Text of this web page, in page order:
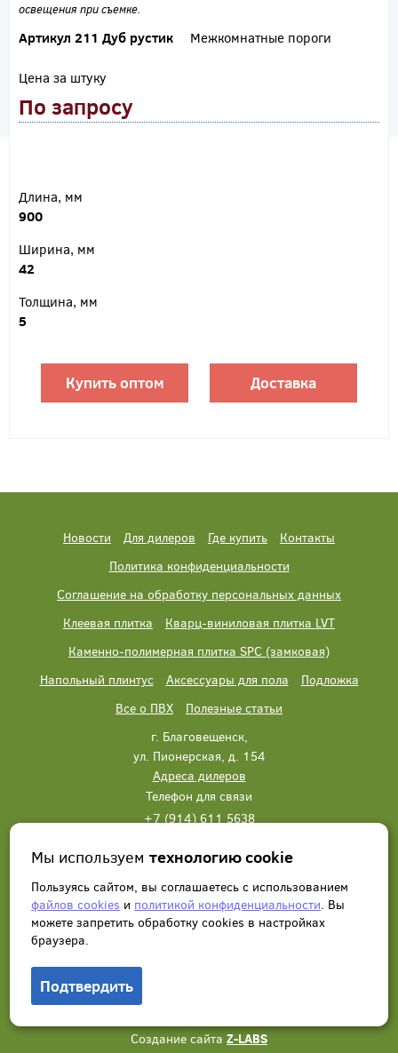
освещения при съемке.
Артикул 211 Дуб рустик Межкомнатные пороги
Цена за штуку
По запросу
Длина, мм
900
Ширина, мм
42
Толщина, мм
5
Купить оптом Доставка
Новости Для дилеров Где купить
Контакты
Политика конфиденциальности
Соглашение на обработку персональных данных
Клеевая плитка
Кварц-виниловая плитка LVT
Каменно-полимерная плитка SPC (замковая)
Напольный плинтус
Аксессуары для пола
Подложка
Все о ПВХ
Полезные статьи
г. Благовещенск,
ул. Пионерская, д. 154
Адреса дилеров
Телефон для связи
+7 (914) 611 5638
Написать нам Заказать звонок
Создание сайта Z-LABS
Мы используемтехнологию cookie
Пользуясь сайтом, вы соглашаетесь с использованием
файлов cookies и политикой конфиденциальности. Вы
можете запретить обработку сookies в настройках
браузера.
Подтвердить